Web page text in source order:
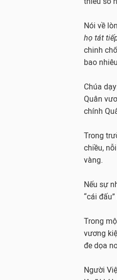
Nói về
họ tát
chinh
bao
Chúa
Quân
chính
Trong
chiều,
vàng.
Nếu sự
“cái
Trong
vương
đe dọa
Người